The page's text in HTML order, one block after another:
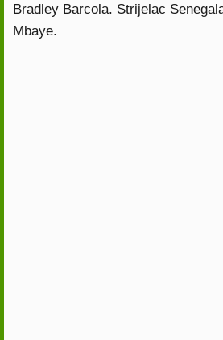
Bradley Barcola. Strijelac
Mbaye.